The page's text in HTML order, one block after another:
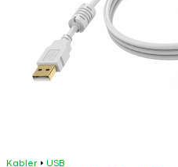
Kabler
USB